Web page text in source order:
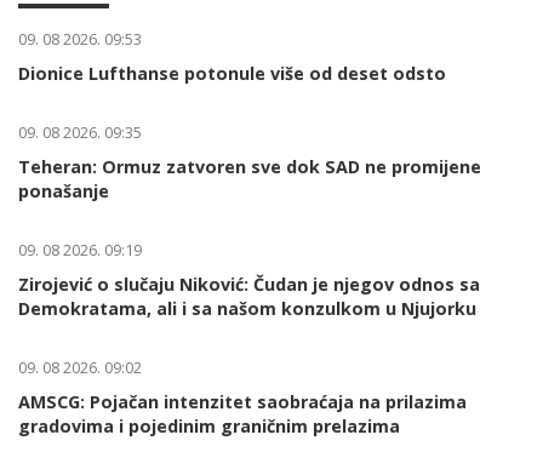
09. 08 2026. 09:53
Dionice Lufthanse potonule više od deset odsto
09. 08 2026. 09:35
Teheran: Ormuz zatvoren sve dok SAD ne promijene
ponašanje
09. 08 2026. 09:19
Zirojević o slučaju Niković: Čudan je njegov odnos sa
Demokratama, ali i sa našom konzulkom u Njujorku
09. 08 2026. 09:02
AMSCG: Pojačan intenzitet saobraćaja na prilazima
gradovima i pojedinim graničnim prelazima